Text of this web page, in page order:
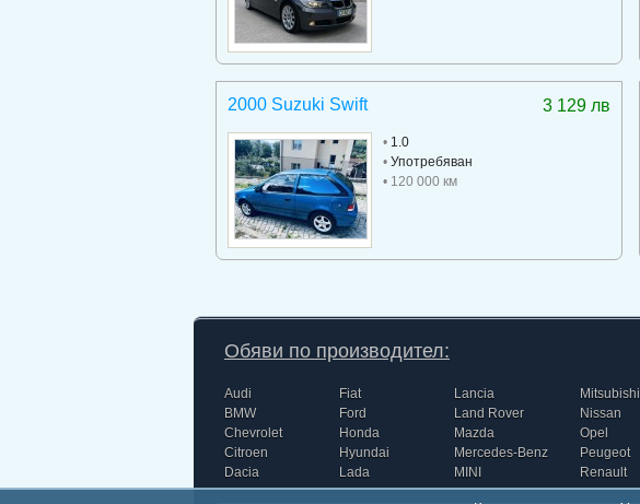
3 129 лв
2000 Suzuki Swift
• 1.0
• Употребяван
• 120 000 км
Обяви по производител:
Audi
BMW
Chevrolet
Citroen
Dacia
Fiat
Ford
Honda
Hyundai
Lada
Lancia
Land Rover
Mazda
Mercedes-Benz
MINI
Mitsubishi
Nissan
Opel
Peugeot
Renault